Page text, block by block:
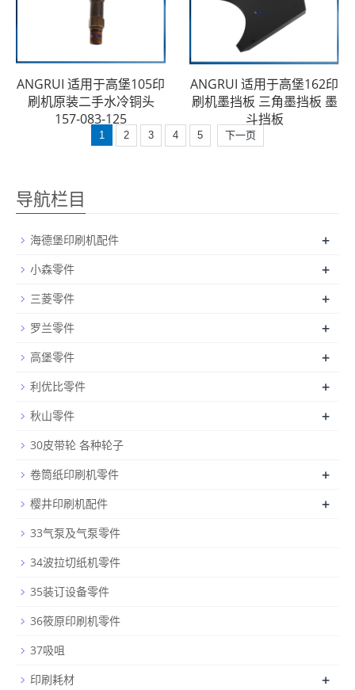
ANGRUI 适用于高堡105印
刷机原装二手水冷铜头
157-083-125
ANGRUI 适用于高堡162印
刷机墨挡板 三角墨挡板 墨
斗挡板
1 2 3 4 5 下一页
导航栏目
海德堡印刷机配件 +
小森零件 +
三菱零件 +
罗兰零件 +
高堡零件 +
利优比零件 +
秋山零件 +
30皮带轮 各种轮子
卷筒纸印刷机零件
+
樱井印刷机配件 +
33气泵及气泵零件
34波拉切纸机零件
35装订设备零件
36筱原印刷机零件
37吸咀
印刷耗材
+